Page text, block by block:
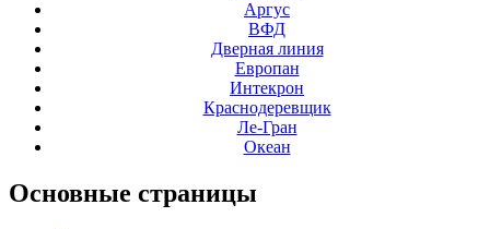
Аргус
ВФД
Дверная линия
Европан
Интекрон
Краснодеревщик
Ле-Гран
Океан
Основные страницы